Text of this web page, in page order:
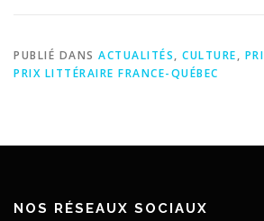
PUBLIÉ DANS ACTUALITÉS, CULTURE,
PRIX LITTÉRAIRE FRANCE-QUÉBEC
NOS RÉSEAUX SOCIAUX